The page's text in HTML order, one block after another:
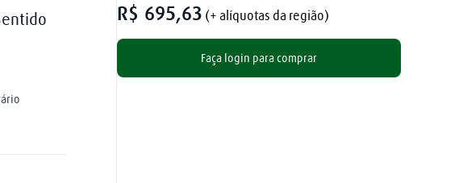
R$ 695,63 (+ alíquotas da região)
Faça login para comprar